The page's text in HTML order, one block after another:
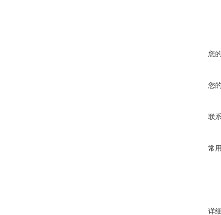
您
您
联
常
详